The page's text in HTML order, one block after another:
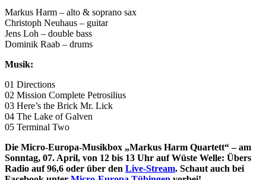
Markus Harm – alto & soprano sax
Christoph Neuhaus – guitar
Jens Loh – double bass
Dominik Raab – drums
Musik:
01 Directions
02 Mission Complete Petrosilius
03 Here’s the Brick Mr. Lick
04 The Lake of Galven
05 Terminal Two
Die Micro-Europa-Musikbox „Markus Harm Quartett“ – am
Sonntag, 07. April, von 12 bis 13 Uhr auf Wüste Welle: Übers
Radio auf 96,6 oder über den Live-Stream. Schaut auch bei